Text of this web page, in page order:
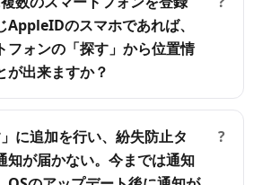
AppleIDのスマホであれば、
フォンの「探す」から位置情
が出来ますか？
に追加を行い、紛失防止タ
知が届かない。今までは通知
?